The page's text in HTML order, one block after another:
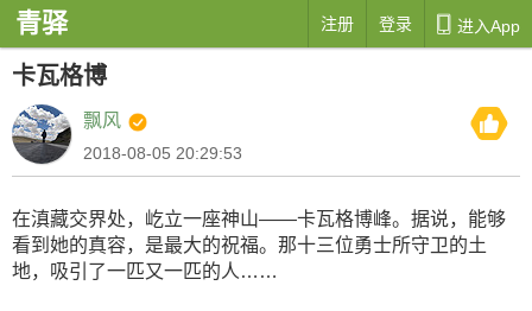
青驿  进入App
注册 登录
卡瓦格博
飘风
2018-08-05 20:29:53
在滇藏交界处，屹立一座神山——卡瓦格博峰。据说，能够
看到她的真容，是最大的祝福。那十三位勇士所守卫的土
地，吸引了一匹又一匹的人……